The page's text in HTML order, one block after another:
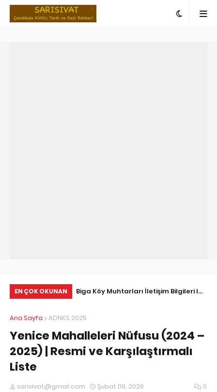
EN ÇOK OKUNAN
Biga Köy Muhtarları İletişim Bilgileri I
Ana Sayfa ADNKS 2025
Yenice Mahalleleri Nüfusu (2024 –
2025) | Resmi ve Karşılaştırmalı
Liste
sarisivat@gmail.com Şubat 09, 2026 0